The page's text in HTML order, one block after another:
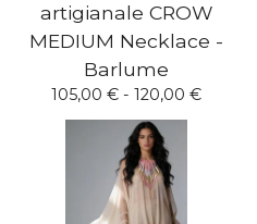
artigianale CROW
MEDIUM Necklace -
Barlume
105,00 € - 120,00 €